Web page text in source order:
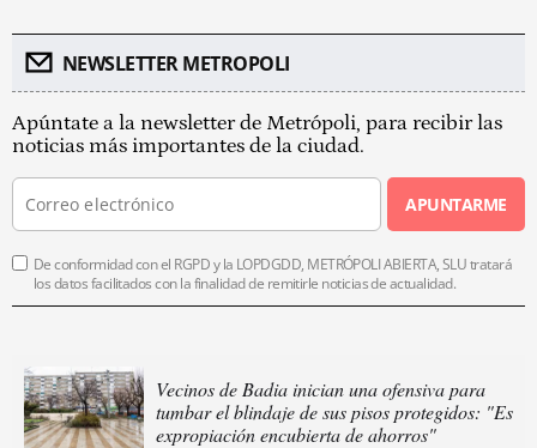
NEWSLETTER METROPOLI
Apúntate a la newsletter de Metrópoli, para recibir las
noticias más importantes de la ciudad.
APUNTARME
De conformidad con el RGPD y la LOPDGDD, METRÓPOLI ABIERTA, SLU tratará
los datos facilitados con la finalidad de remitirle noticias de actualidad.
Vecinos de Badia inician una ofensiva para
tumbar el blindaje de sus pisos protegidos: "Es
expropiación encubierta de ahorros"